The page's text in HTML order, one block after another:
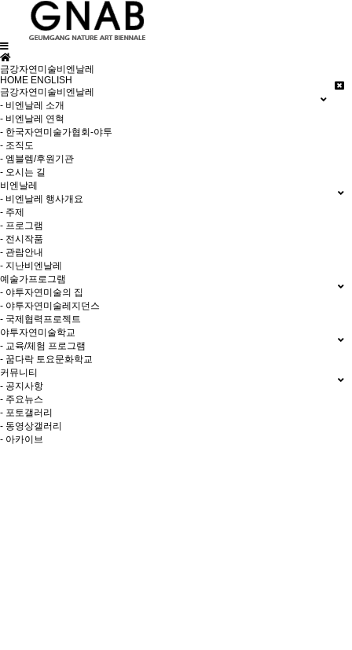
금강자연미술비엔날레
HOME ENGLISH
금강자연미술비엔날레
- 비엔날레 소개
- 비엔날레 연혁
- 한국자연미술가협회-야투
- 조직도
- 엠블렘/후원기관
- 오시는 길
비엔날레
- 비엔날레 행사개요
- 주제
- 프로그램
- 전시작품
- 관람안내
- 지난비엔날레
예술가프로그램
- 야투자연미술의 집
- 야투자연미술레지던스
- 국제협력프로젝트
야투자연미술학교
- 교육/체험 프로그램
- 꿈다락 토요문화학교
커뮤니티
- 공지사항
- 주요뉴스
- 포토갤러리
- 동영상갤러리
- 아카이브